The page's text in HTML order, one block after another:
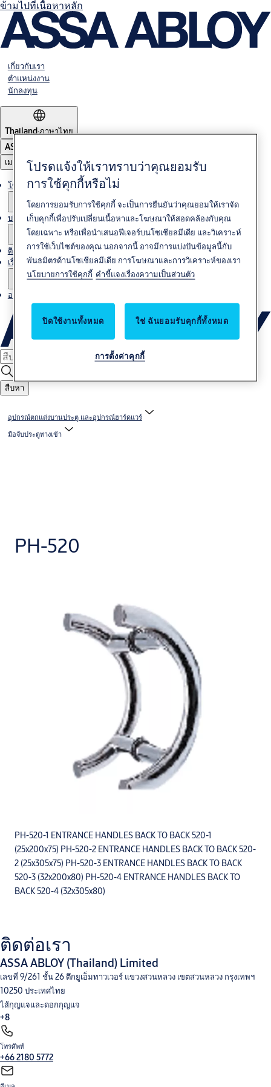
ข้ามไปที่เนื้อหาหลัก
เกี่ยวกับเรา
ตำแหน่งงาน
นักลงทุน
Thailand·ภาษาไทย
ASSA ABLOY Group
เมนู
โซลูชั่นต่างๆ
บริการ
ติดต่อเรา
เรื่องราวของเรา
อาชีพ
สืบหา
อุปกรณ์ตกแต่งบานประตู และอุปกรณ์ฮาร์ดแวร์
มือจับประตูทางเข้า
PH-520
PH-520-1 ENTRANCE HANDLES BACK TO BACK 520-1
(25x200x75) PH-520-2 ENTRANCE HANDLES BACK TO BACK 520-
2 (25x305x75) PH-520-3 ENTRANCE HANDLES BACK TO BACK
520-3 (32x200x80) PH-520-4 ENTRANCE HANDLES BACK TO
BACK 520-4 (32x305x80)
ติดต่อเรา
ASSA ABLOY (Thailand) Limited
เลขที่ 9/261 ชั้น 26 ตึกยูเอ็มทาวเวอร์ แขวงสวนหลวง เขตสวนหลวง กรุงเทพฯ
10250 ประเทศไทย
ไส้กุญแจและดอกกุญแจ
+8
โช๊คอัพประตู
ผลัก
อุปกรณ์ตกแต่งบานประตู และอุปกรณ์ฮาร์ดแวร์
Access Control
โทรศัพท์
+66 2180 5772
โปรดแจ้งให้เราทราบว่าคุณยอมรับ
การใช้คุกกี้หรือไม่
โดยการยอมรับการใช้คุกกี้ จะเป็นการยืนยันว่าคุณยอมให้เราจัด
เก็บคุกกี้เพื่อปรับเปลี่ยนเนื้อหาและโฆษณาให้สอดคล้องกับคุณ
โดยเฉพาะ หรือเพื่อนำเสนอฟีเจอร์บนโซเชียลมีเดีย และวิเคราะห์
การใช้เว็บไซต์ของคุณ นอกจากนี้ อาจมีการแบ่งปันข้อมูลนี้กับ
พันธมิตรด้านโซเชียลมีเดีย การโฆษณาและการวิเคราะห์ของเรา
นโยบายการใช้คุกกี้ คำชี้แจงเรื่องความเป็นส่วนตัว
ปิดใช้งานทั้งหมด ใช่ ฉันยอมรับคุกกี้ทั้งหมด
การตั้งค่าคุกกี้